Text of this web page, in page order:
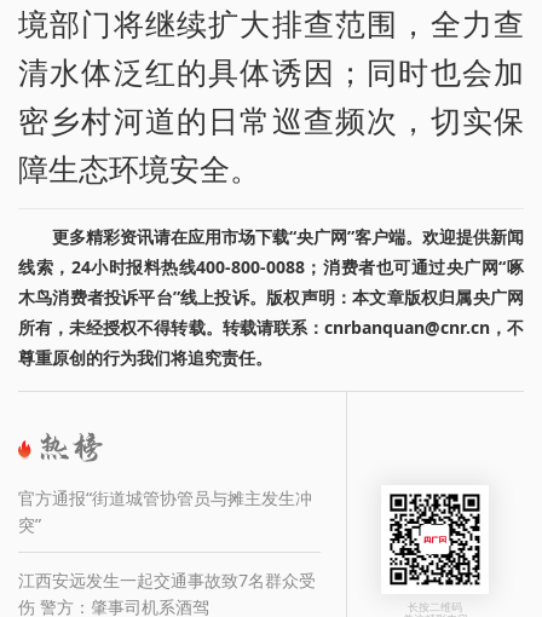
境部门将继续扩大排查范围，全力查
清水体泛红的具体诱因；同时也会加
密乡村河道的日常巡查频次，切实保
障生态环境安全。
更多精彩资讯请在应用市场下载“央广网”客户端。欢迎提供新闻
线索，24小时报料热线400-800-0088；消费者也可通过央广网“啄
木鸟消费者投诉平台”线上投诉。版权声明：本文章版权归属央广网
所有，未经授权不得转载。转载请联系：cnrbanquan@cnr.cn，不
尊重原创的行为我们将追究责任。
官方通报“街道城管协管员与摊主发生冲
突”
江西安远发生一起交通事故致7名群众受
伤 警方：肇事司机系酒驾
长按二维码